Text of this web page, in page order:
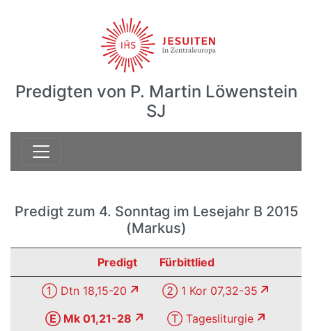
Predigten von P. Martin Löwenstein
SJ
Predigt zum 4. Sonntag im Lesejahr B 2015
(Markus)
Predigt Fürbittlied
① Dtn 18,15-20
② 1 Kor 07,32-35
Ⓔ Mk 01,21-28
Ⓣ Tagesliturgie